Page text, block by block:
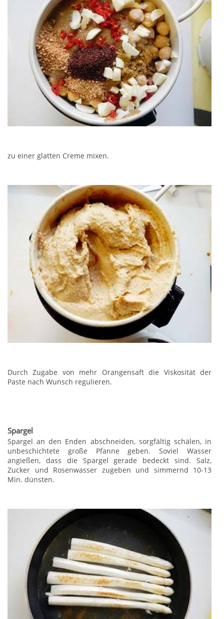
zu einer glatten Creme mixen.
Durch Zugabe von mehr Orangensaft die Viskosität der
Paste nach Wunsch regulieren.
Spargel
Spargel an den Enden abschneiden, sorgfältig schälen, in
unbeschichtete große Pfanne geben. Soviel Wasser
angießen, dass die Spargel gerade bedeckt sind. Salz,
Zucker und Rosenwasser zugeben und simmernd 10-13
Min. dünsten.